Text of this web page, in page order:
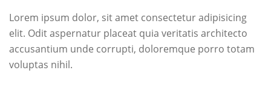
Lorem ipsum dolor, sit amet consectetur adipisicing
elit. Odit aspernatur placeat quia veritatis architecto
accusantium unde corrupti, doloremque porro totam
voluptas nihil.